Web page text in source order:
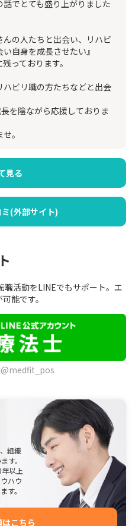
でとても盛り上がりました
の人たちと出会い、リハビ
自身を成長させたい』
っております。
ビリ職の方たちなどと出会
を陰ながら応援しておりま
。
見る
(外部サイト)
職活動をLINEでもサポート。エ
能です。
組織
す。
以上
ハウ
す。
こちら